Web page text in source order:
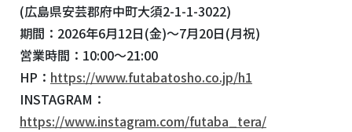
(広島県安芸郡府中町大須2-1-1-3022)
期間：2026年6月12日(金)～7月20日(月祝)
営業時間：10:00～21:00
HP： https://www.futabatosho.co.jp/h1
INSTAGRAM：
https://www.instagram.com/futaba_tera/